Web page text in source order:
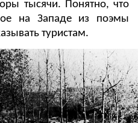
тысячи. Понятно, что
на Западе из поэмы
туристам.